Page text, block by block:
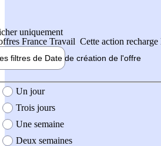
uniquement
France Travail Cette action
filtres de Date de création de l'offre
création de l'offre
Un jour
Trois jours
Une semaine
Deux semaines